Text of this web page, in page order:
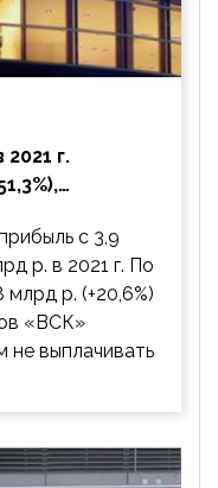
г.
с 3,9
р. в 2021 г. По
р. (+20,6%)
«ВСК»
не выплачивать